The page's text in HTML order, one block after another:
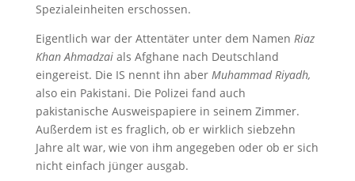
Spezialeinheiten erschossen.
Eigentlich war der Attentäter unter dem Namen Riaz
Khan Ahmadzaials Afghane nach Deutschland
eingereist. Die IS nennt ihn aber Muhammad Riyadh,
also ein Pakistani. Die Polizei fand auch
pakistanische Ausweispapiere in seinem Zimmer.
Außerdem ist es fraglich, ob er wirklich siebzehn
Jahre alt war, wie von ihm angegeben oder ob er sich
nicht einfach jünger ausgab.